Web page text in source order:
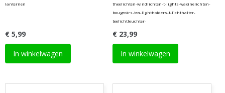
lanternen
€ 5,99
In winkelwagen
theelichten-windlichten-t-lights-waxinelichten-
bougeoirs-tea-lightholders-t-lichthalter-
teelichtleuchter-
€ 23,99
In winkelwagen